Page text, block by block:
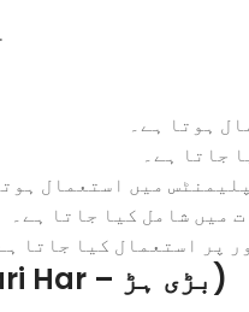
ہوتا ہے۔
جاتا ہے۔
میں استعمال
میں شامل کیا جاتا ہے۔
پر استعمال کیا جاتا
Nutrition Facts of Chebulic Myrobalan (Bari Har – بڑی ہڑ)